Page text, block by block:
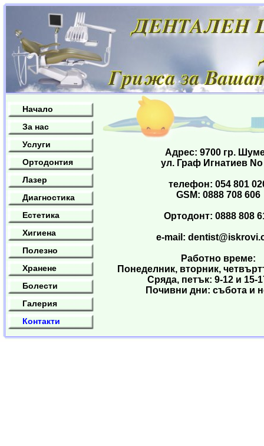
Начало
За нас
Услуги
Ортодонтия
Лазер
Диагностика
Естетика
Хигиена
Полезно
Хранене
Болести
Галерия
Контакти
Адрес: 9700 гр.
ул. Граф Игнатиев No
телефон: 054 801
GSM: 0888 708 606
Ортодонт: 0888 808
e-mail:
Работно време:
Понеделник, вторник,
Сряда, петък: 9-12 и 15-
Почивни дни: събота и